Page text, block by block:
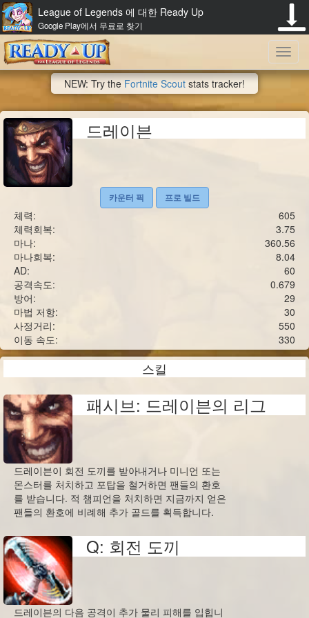
League of Legends 에 대한 Ready Up
Google Play에서 무료로 찾기
NEW: Try the Fortnite Scout stats tracker!
드레이븐
카운터 픽 프로 빌드
체력:
605
체력회복:
3.75
마나:
360.56
마나회복:
8.04
AD:
60
공격속도:
0.679
방어:
29
마법 저항:
30
사정거리:
550
이동 속도:
330
스킬
패시브: 드레이븐의 리그
드레이븐이 회전 도끼를 받아내거나 미니언 또는
몬스터를 처치하고 포탑을 철거하면 팬들의 환호
를 받습니다. 적 챔피언을 처치하면 지금까지 얻은
팬들의 환호에 비례해 추가 골드를 획득합니다.
Q: 회전 도끼
드레이븐의 다음 공격이 추가 물리 피해를 입힙니